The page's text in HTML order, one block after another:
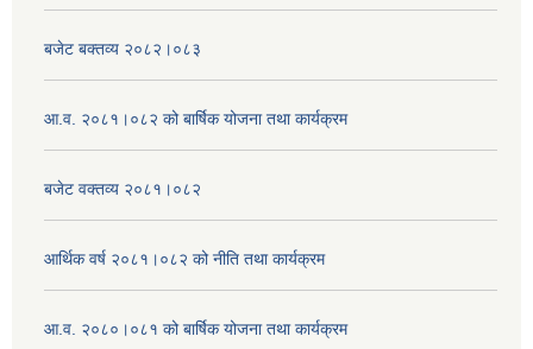
बजेट बक्तव्य २०८२।०८३
आ.व. २०८१।०८२ को बार्षिक योजना तथा कार्यक्रम
बजेट वक्तव्य २०८१।०८२
आर्थिक वर्ष २०८१।०८२ को नीति तथा कार्यक्रम
आ.व. २०८०।०८१ को बार्षिक योजना तथा कार्यक्रम